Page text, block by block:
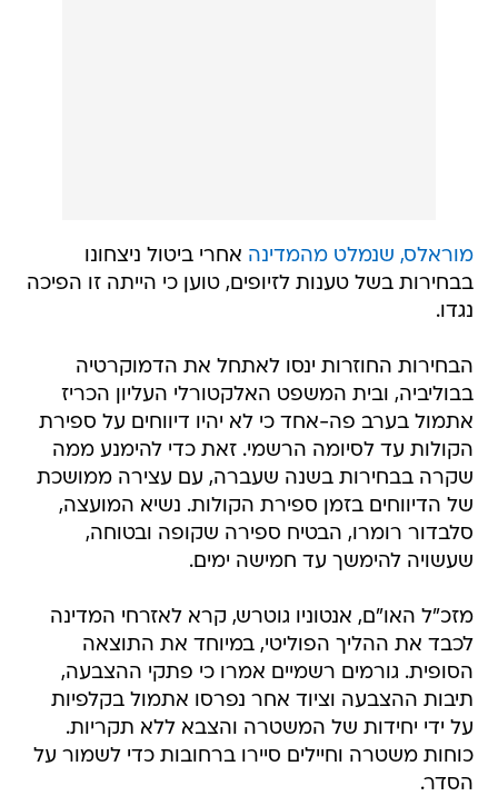
מוראלס, שנמלט מהמדינה אחרי ביטול ניצחונו
בבחירות בשל טענות לזיופים, טוען כי הייתה זו הפיכה
נגדו.
הבחירות החוזרות ינסו לאתחל את הדמוקרטיה
בבוליביה, ובית המשפט האלקטורלי העליון הכריז
אתמול בערב פה-אחד כי לא יהיו דיווחים על ספירת
הקולות עד לסיומה הרשמי. זאת כדי להימנע ממה
שקרה בבחירות בשנה שעברה, עם עצירה ממושכת
של הדיווחים בזמן ספירת הקולות. נשיא המועצה,
סלבדור רומרו, הבטיח ספירה שקופה ובטוחה,
שעשויה להימשך עד חמישה ימים.
מזכ"ל האו"ם, אנטוניו גוטרש, קרא לאזרחי המדינה
לכבד את ההליך הפוליטי, במיוחד את התוצאה
הסופית. גורמים רשמיים אמרו כי פתקי ההצבעה,
תיבות ההצבעה וציוד אחר נפרסו אתמול בקלפיות
על ידי יחידות של המשטרה והצבא ללא תקריות.
כוחות משטרה וחיילים סיירו ברחובות כדי לשמור על
הסדר.